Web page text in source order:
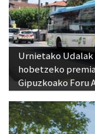
Urnietako
hobetzeko
Gipuzkoako Foru